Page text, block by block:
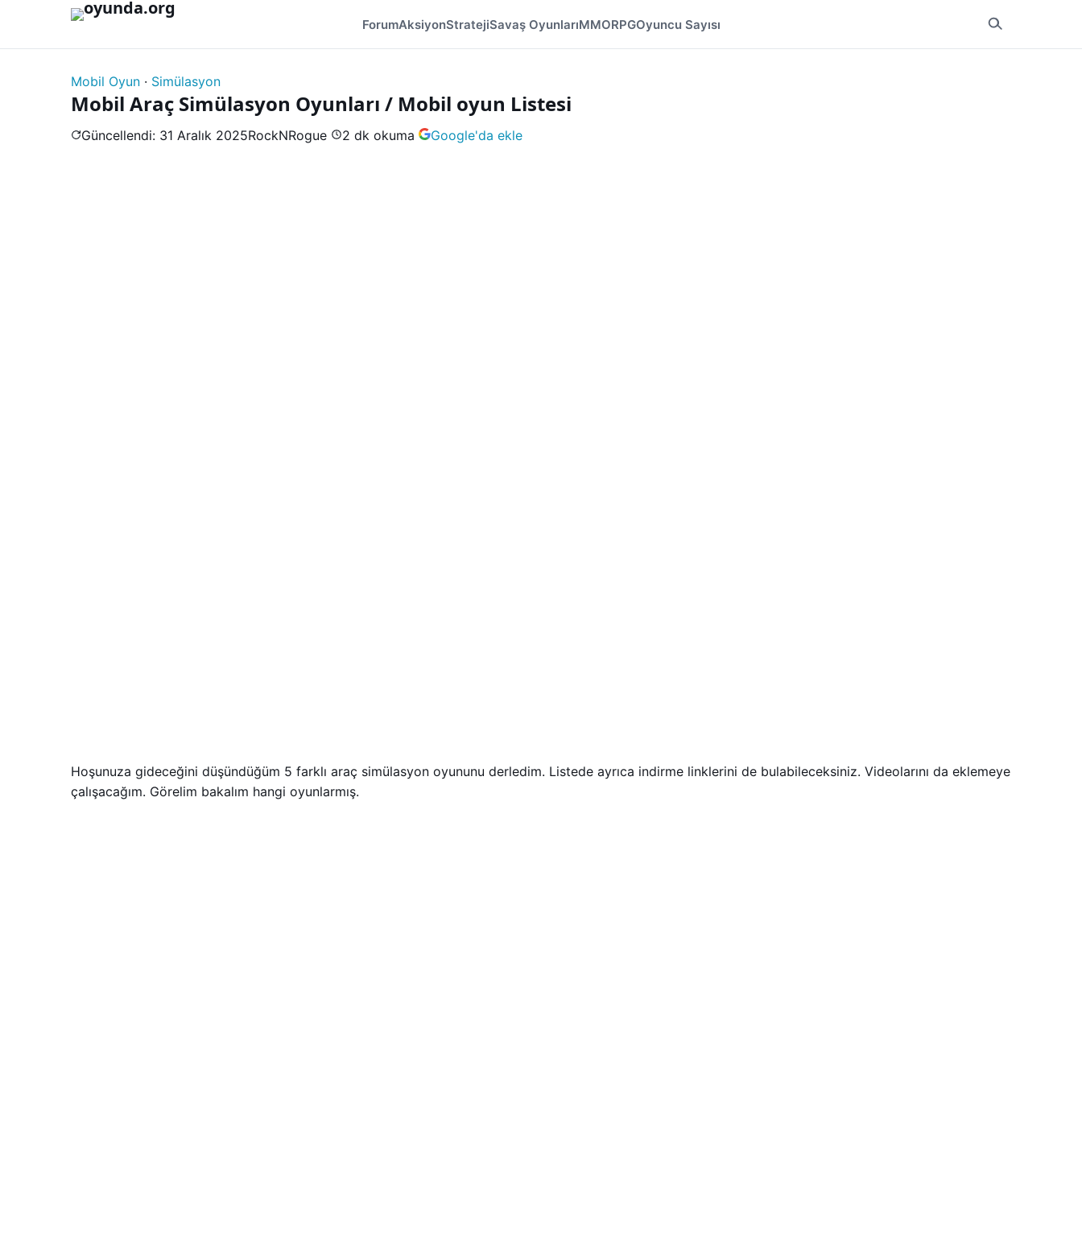
ForumAksiyonStratejiSavaş OyunlarıMMORPGOyuncu Sayısı
Mobil Oyun · Simülasyon
Mobil Araç Simülasyon Oyunları / Mobil oyun Listesi
Güncellendi: 31 Aralık 2025RockNRogue 2 dk okuma Google'da ekle
Hoşunuza gideceğini düşündüğüm 5 farklı araç simülasyon oyununu derledim. Listede ayrıca indirme linklerini de bulabileceksiniz. Videolarını da eklemeye
çalışacağım. Görelim bakalım hangi oyunlarmış.